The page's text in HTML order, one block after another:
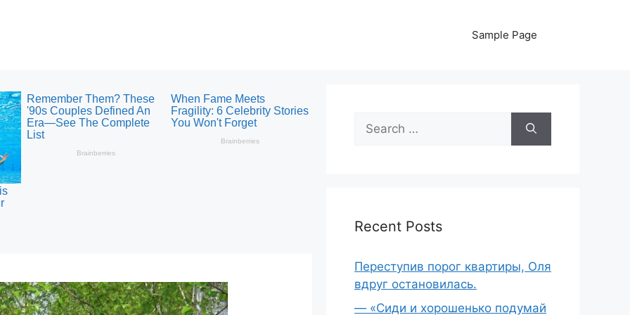
Sample Page
Search
for:
Recent Posts
Переступив порог квартиры, Оля
вдруг остановилась.
— «Сиди и хорошенько подумай